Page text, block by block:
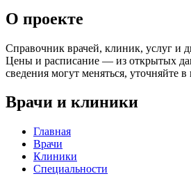
О проекте
Справочник врачей, клиник, услуг и
Цены и расписание — из открытых
сведения могут меняться, уточняйте
Врачи и клиники
Главная
Врачи
Клиники
Специальности